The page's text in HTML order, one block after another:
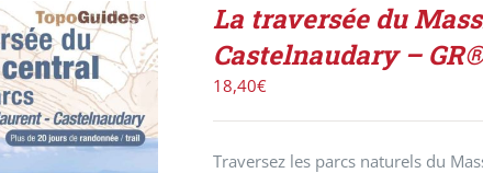
La traversée du
Castelnaudary –
18,40€
Traversez les parcs naturels du